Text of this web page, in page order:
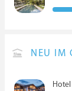
NEU IM